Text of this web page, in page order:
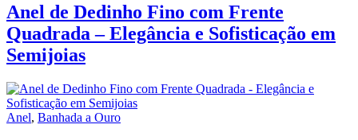
Anel de Dedinho Fino com Frente
Quadrada – Elegância e Sofisticação em
Semijoias
Anel, Banhada a Ouro